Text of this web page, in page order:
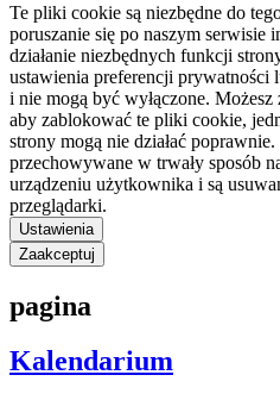
Te pliki cookie są niezbędne do
poruszanie się po naszym serwisie
działanie niezbędnych funkcji
ustawienia preferencji prywatności
i nie mogą być wyłączone.
aby zablokować te pliki cookie,
strony mogą nie działać
przechowywane w trwały sposób
urządzeniu użytkownika i są
przeglądarki.
Ustawienia
Zaakceptuj
pagina
Kalendarium